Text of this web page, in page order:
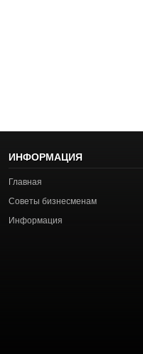
ИНФОРМАЦИЯ
Главная
Советы бизнесменам
Информация